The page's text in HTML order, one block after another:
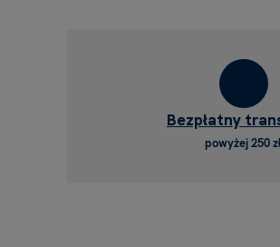
Bezpłatny
powyżej 250